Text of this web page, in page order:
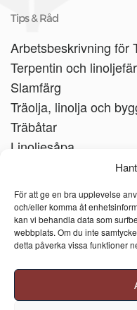
För att ge en bra upplevelse
och/eller komma åt
kan vi behandla data som
webbplats. Om du inte
detta påverka vissa funktioner
Tips & Råd
Arbetsbeskrivning för
Terpentin och
Slamfärg
Träolja, linolja och
Träbåtar
Linoljesåpa